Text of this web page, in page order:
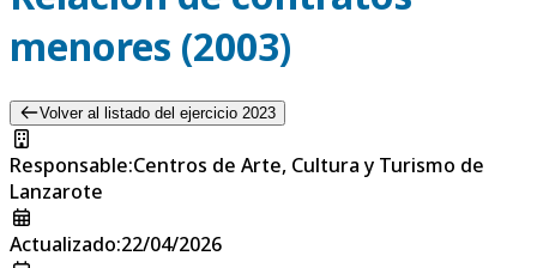
menores (2003)
Volver al listado del ejercicio 2023
Responsable:Centros de Arte, Cultura y Turismo de
Lanzarote
Actualizado:22/04/2026